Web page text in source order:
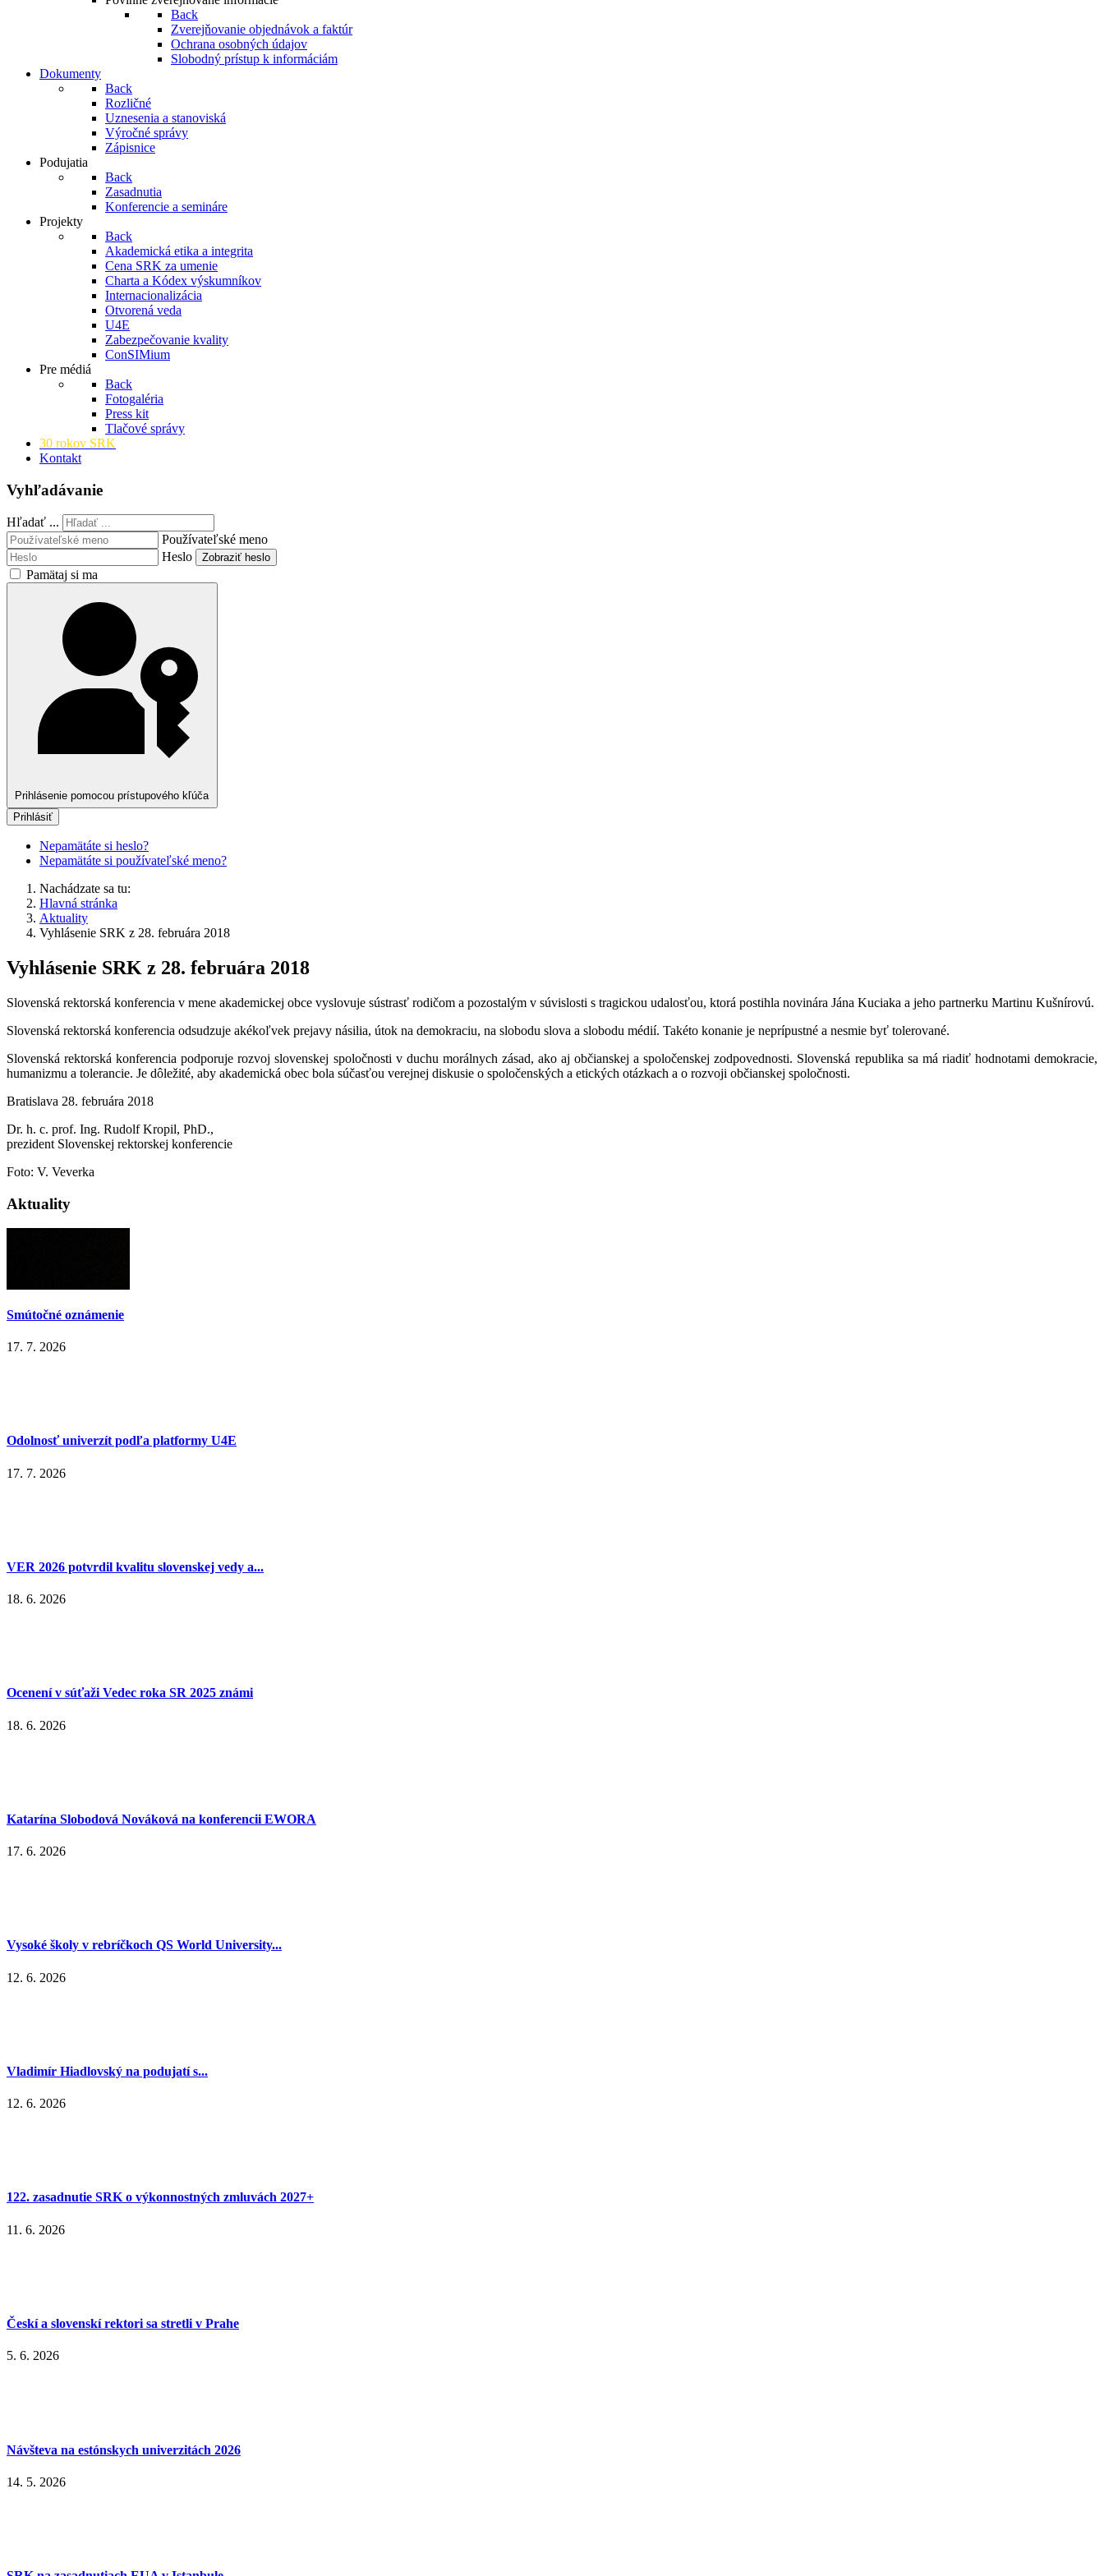
Back
Zverejňovanie objednávok a faktúr
Ochrana osobných údajov
Slobodný prístup k informáciám
Dokumenty
Back
Rozličné
Uznesenia a stanoviská
Výročné správy
Zápisnice
Podujatia
Back
Zasadnutia
Konferencie a semináre
Projekty
Back
Akademická etika a integrita
Cena SRK za umenie
Charta a Kódex výskumníkov
Internacionalizácia
Otvorená veda
U4E
Zabezpečovanie kvality
ConSIMium
Pre médiá
Back
Fotogaléria
Press kit
Tlačové správy
30 rokov SRK
Kontakt
Vyhľadávanie
Hľadať ...
Používateľské meno
Heslo
Zobraziť heslo
Pamätaj si ma
Prihlásenie pomocou prístupového kľúča
Prihlásiť
Nepamätáte si heslo?
Nepamätáte si používateľské meno?
Nachádzate sa tu:
Hlavná stránka
Aktuality
Vyhlásenie SRK z 28. februára 2018
Vyhlásenie SRK z 28. februára 2018
Slovenská rektorská konferencia v mene akademickej obce vyslovuje sústrasť rodičom a pozostalým v súvislosti s tragickou udalosťou, ktorá postihla novinára Jána Kuciaka a jeho partnerku Martinu Kušnírovú.
Slovenská rektorská konferencia odsudzuje akékoľvek prejavy násilia, útok na demokraciu, na slobodu slova a slobodu médií. Takéto konanie je neprípustné a nesmie byť tolerované.
Slovenská rektorská konferencia podporuje rozvoj slovenskej spoločnosti v duchu morálnych zásad, ako aj občianskej a spoločenskej zodpovednosti. Slovenská republika sa má riadiť hodnotami demokracie,
humanizmu a tolerancie. Je dôležité, aby akademická obec bola súčasťou verejnej diskusie o spoločenských a etických otázkach a o rozvoji občianskej spoločnosti.
Bratislava 28. februára 2018
Dr. h. c. prof. Ing. Rudolf Kropil, PhD.,
prezident Slovenskej rektorskej konferencie
Foto: V. Veverka
Aktuality
Smútočné oznámenie
17. 7. 2026
Odolnosť univerzít podľa platformy U4E
17. 7. 2026
VER 2026 potvrdil kvalitu slovenskej vedy a...
18. 6. 2026
Ocenení v súťaži Vedec roka SR 2025 známi
18. 6. 2026
Katarína Slobodová Nováková na konferencii EWORA
17. 6. 2026
Vysoké školy v rebríčkoch QS World University...
12. 6. 2026
Vladimír Hiadlovský na podujatí s...
12. 6. 2026
122. zasadnutie SRK o výkonnostných zmluvách 2027+
11. 6. 2026
Českí a slovenskí rektori sa stretli v Prahe
5. 6. 2026
Návšteva na estónskych univerzitách 2026
14. 5. 2026